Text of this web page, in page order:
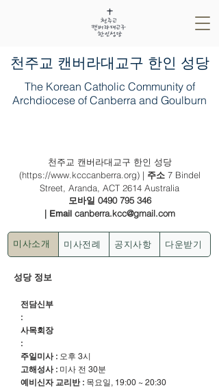
​천주교 캔버라대교구 한인 성당
The Korean Catholic Community of
Archdiocese of Canberra and Goulburn
천주교 캔버라대교구 한인 성당
(https://www.kcccanberra.org) | 주소 7 Bindel
Street, Aranda, ACT 2614 Australia
모바일 0490 795 346
| Email canberra.kcc@gmail.com
미사소개 미사전례 공지사항 다운받기
성당 정보
전담신부
:
사목회장
:
주일미사 : 오후 3시
고해성사 : 미사 전 30분
예비신자 교리반 : 목요일, 19:00 ~ 20:30